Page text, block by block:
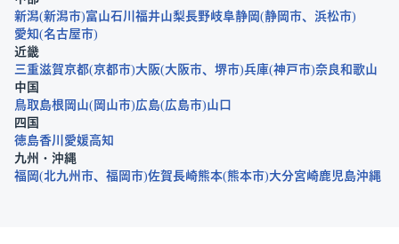
新潟 新潟市 富山石川 福井山梨長野岐阜静岡 静岡市
浜松市
愛知 名古屋市
近畿
三重滋賀京都 京都市 大阪 大阪市 堺市 兵庫 神戸市 奈良和歌山
中国
鳥取 島根 岡山 岡山市 広島 広島市 山口
四国
徳島香川 愛媛高知
九州・沖縄
福岡 北九州市 福岡市 佐賀長崎熊本 熊本市 大分宮崎鹿児島沖縄